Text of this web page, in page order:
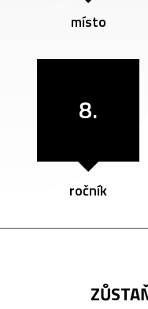
místo
8.
ročník